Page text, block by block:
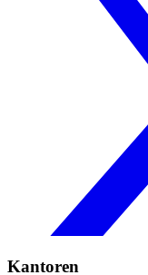
Kantoren